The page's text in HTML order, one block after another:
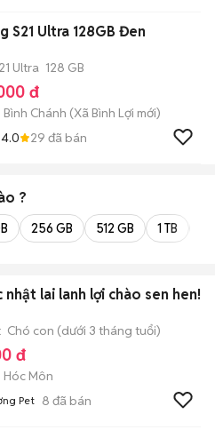
S21 Ultra 128GB Đen
Ultra 128 GB
đ
Chánh (Xã Bình Lợi mới)
4.0 29 đã bán
?
256 GB 512 GB 1 TB
nhật lai lanh lợi chào sen hen!
Chó con (dưới 3 tháng tuổi)
đ
Hóc Môn
Pet 8 đã bán